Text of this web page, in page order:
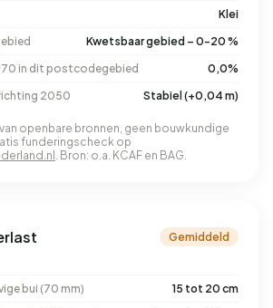
Klei
Kwetsbaar gebied – 0-20 %
in dit postcodegebied
0,0%
2050
Stabiel (+0,04 m)
openbare bronnen, geen bouwkundige
funderingscheck op
. Bron: o.a. KCAF en BAG.
Gemiddeld
bui (70 mm)
15 tot 20 cm